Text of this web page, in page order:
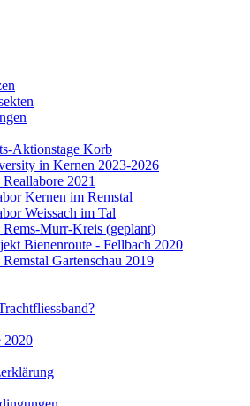
Aktionstage Korb
in Kernen 2023-2026
2021
Kernen im Remstal
Weissach im Tal
Rems-Murr-Kreis (geplant)
Bienenroute - Fellbach 2020
Gartenschau 2019
2020